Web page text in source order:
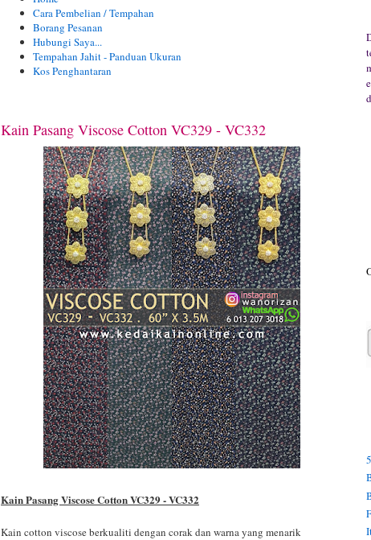
Cara Pembelian / Tempahan
Borang Pesanan
Hubungi Saya...
Tempahan Jahit - Panduan Ukuran
Kos Penghantaran
Kain Pasang Viscose Cotton VC329 - VC332
Kain Pasang Viscose Cotton VC329 - VC332
Kain cotton viscose berkualiti dengan corak dan warna yang menarik